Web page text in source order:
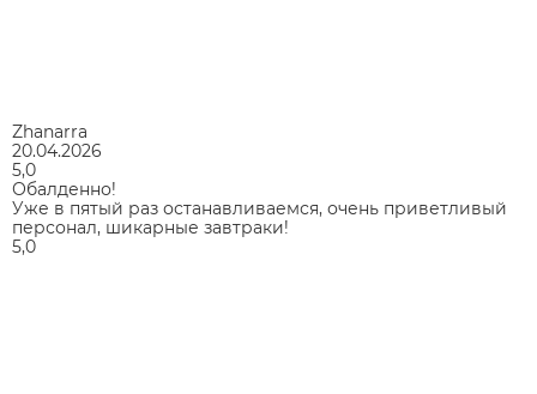
Zhanarra
20.04.2026
5,0
Обалденно!
Уже в пятый раз останавливаемся, очень приветливый
персонал, шикарные завтраки!
5,0